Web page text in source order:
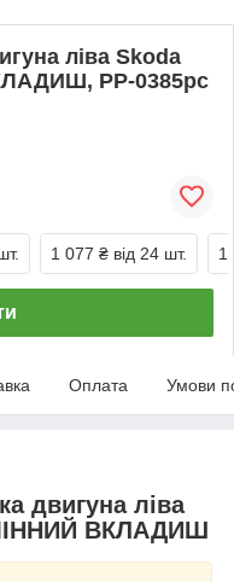
ліва Skoda
PP-0385pc
1 077 ₴ від 24 шт. 1
Оплата Умови
двигуна ліва
ВКЛАДИШ